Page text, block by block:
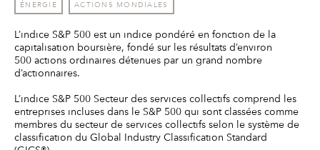
ÉNERGIE ACTIONS MONDIALES
L’indice S&P 500 est un indice pondéré en fonction de la
capitalisation boursière, fondé sur les résultats d’environ
500 actions ordinaires détenues par un grand nombre
d’actionnaires.
L’indice S&P 500 Secteur des services collectifs comprend les
entreprises incluses dans le S&P 500 qui sont classées comme
membres du secteur de services collectifs selon le système de
classification du Global Industry Classification Standard